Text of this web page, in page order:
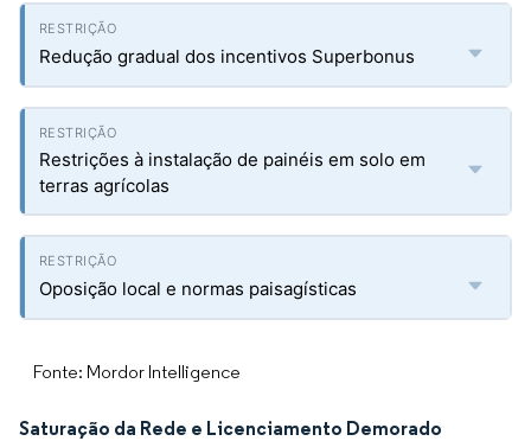
Redução gradual dos incentivos Superbonus
Restrições à instalação de painéis em solo em
terras agrícolas
Oposição local e normas paisagísticas
Fonte: Mordor Intelligence
Saturação da Rede e Licenciamento Demorado